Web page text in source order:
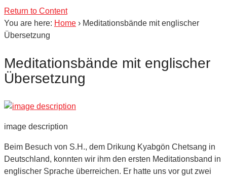
Return to Content
You are here: Home › Meditationsbände mit englischer
Übersetzung
Meditationsbände mit englischer
Übersetzung
image description
Beim Besuch von S.H., dem Drikung Kyabgön Chetsang in
Deutschland, konnten wir ihm den ersten Meditationsband in
englischer Sprache überreichen. Er hatte uns vor gut zwei